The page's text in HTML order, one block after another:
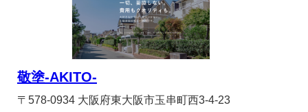
敬塗-AKITO-
〒578-0934 大阪府東大阪市玉串町西3-4-23